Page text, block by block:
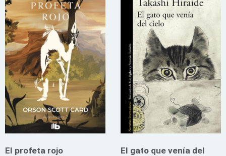
El profeta rojo
El gato que venía del